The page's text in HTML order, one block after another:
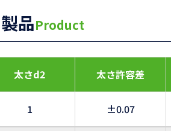
品Product
太さd2 太さ許容差
1 ±0.07